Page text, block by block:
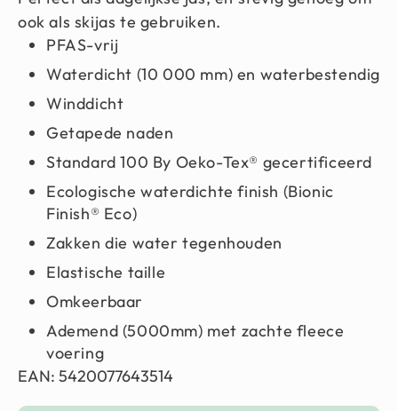
ook als skijas te gebruiken.
PFAS-vrij
Waterdicht (10 000 mm) en waterbestendig
Winddicht
Getapede naden
Standard 100 By Oeko-Tex® gecertificeerd
Ecologische waterdichte finish (Bionic
Finish® Eco)
Zakken die water tegenhouden
Elastische taille
Omkeerbaar
Ademend (5000mm) met zachte fleece
voering
EAN: 5420077643514